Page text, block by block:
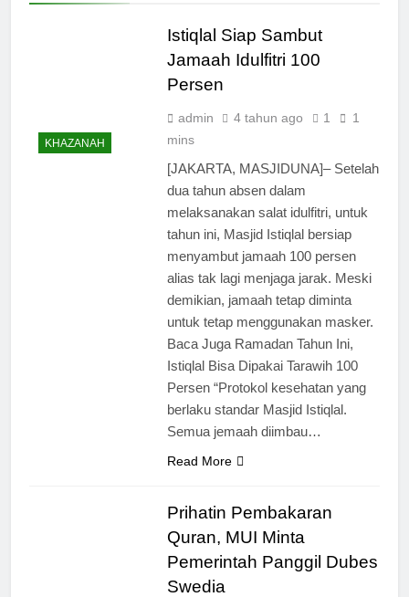
KHAZANAH
Istiqlal Siap Sambut
Jamaah Idulfitri 100
Persen
admin 4 tahun ago 1
1
mins
[JAKARTA, MASJIDUNA]– Setelah
dua tahun absen dalam
melaksanakan salat idulfitri, untuk
tahun ini, Masjid Istiqlal bersiap
menyambut jamaah 100 persen
alias tak lagi menjaga jarak. Meski
demikian, jamaah tetap diminta
untuk tetap menggunakan masker.
Baca Juga Ramadan Tahun Ini,
Istiqlal Bisa Dipakai Tarawih 100
Persen “Protokol kesehatan yang
berlaku standar Masjid Istiqlal.
Semua jemaah diimbau…
Read More
Prihatin Pembakaran
Quran, MUI Minta
Pemerintah Panggil Dubes
Swedia